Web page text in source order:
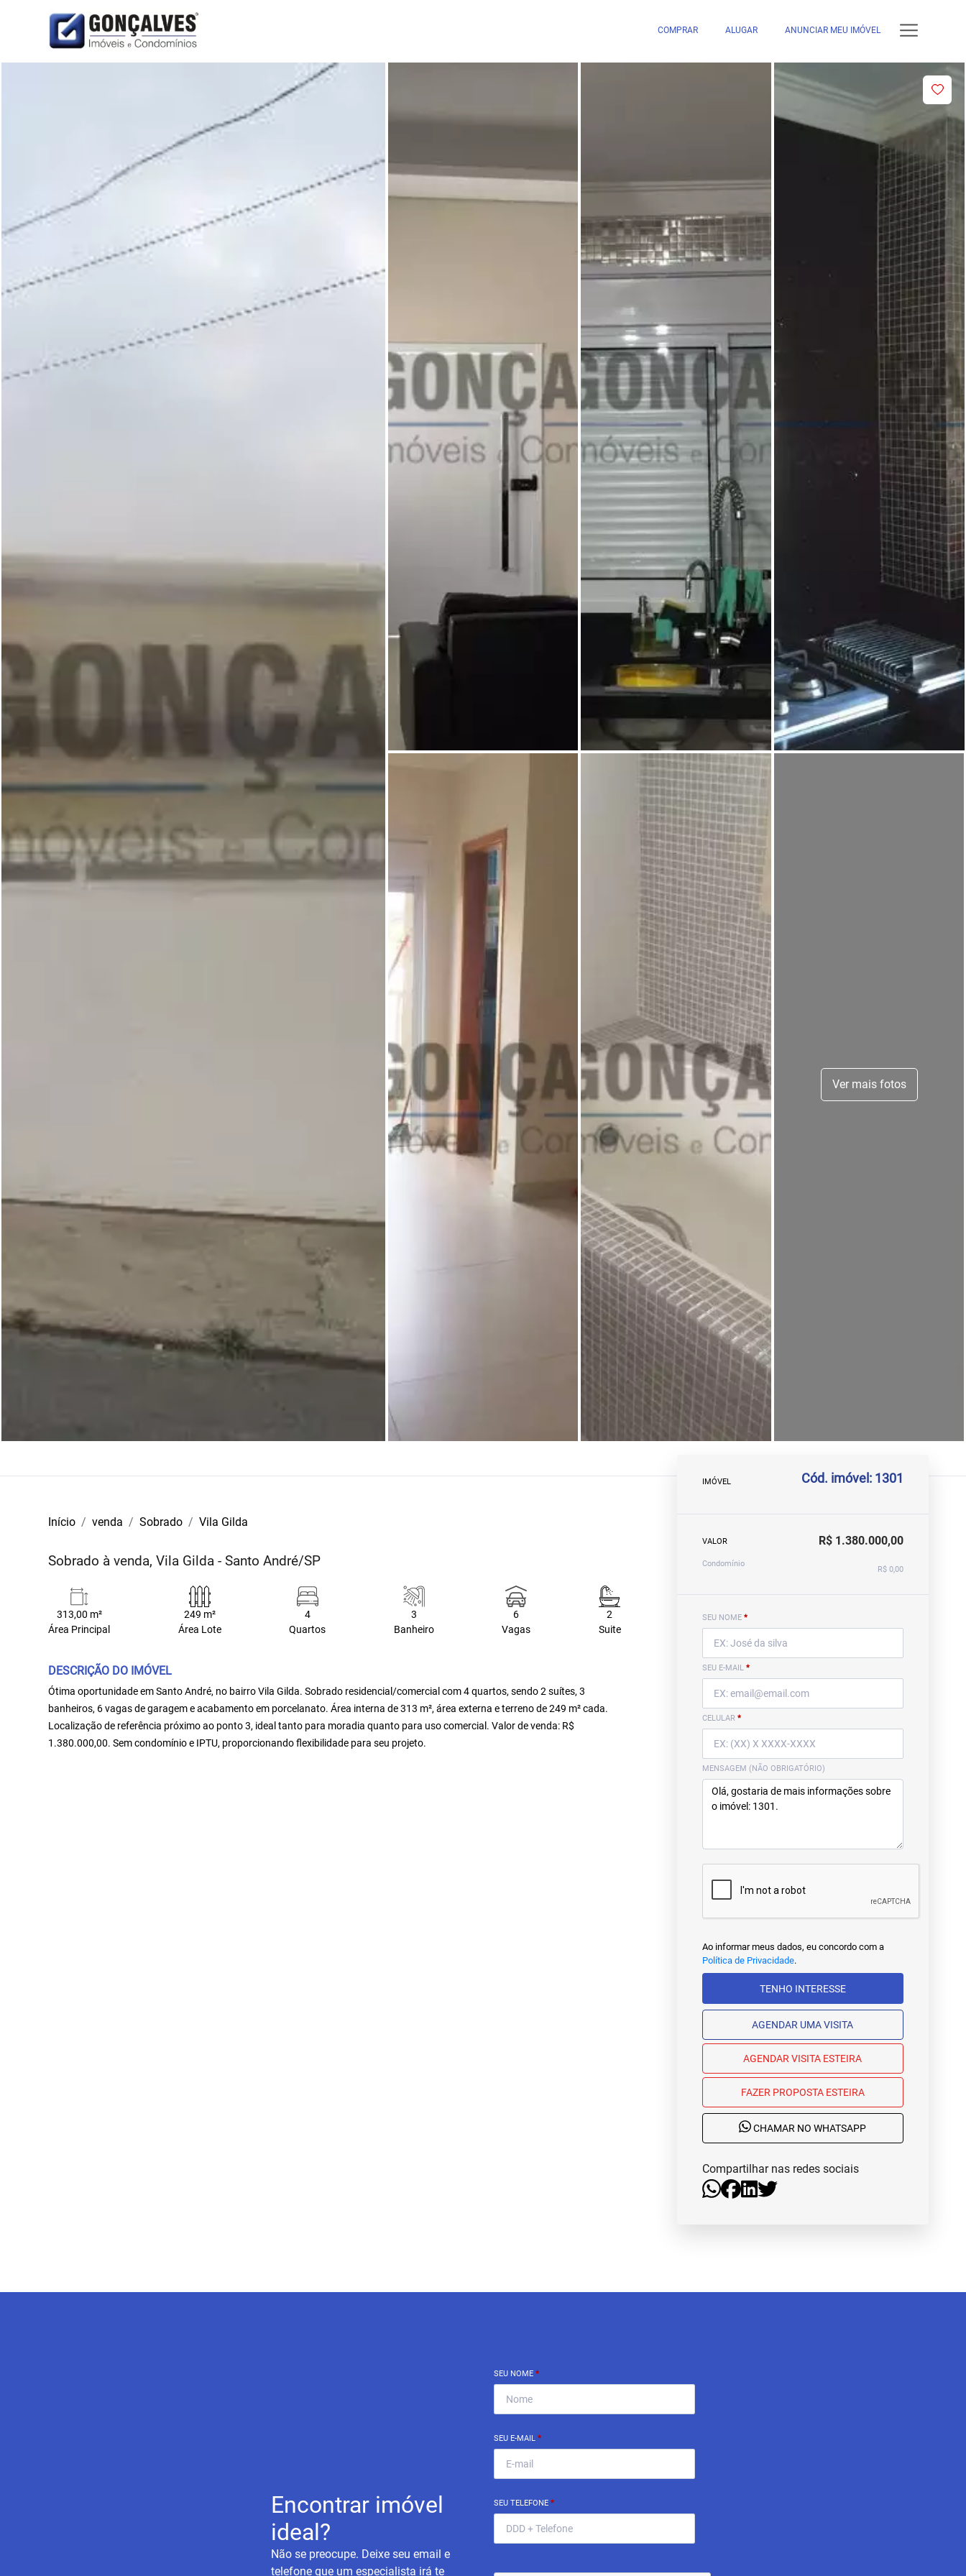
COMPRAR ALUGAR ANUNCIAR MEU IMÓVEL
Ver mais fotos
Início venda Sobrado Vila Gilda
Sobrado à venda, Vila Gilda - Santo André/SP
313,00 m²
Área Principal
249 m²
Área Lote
4
Quartos
3
Banheiro
6
Vagas
2
Suite
DESCRIÇÃO DO IMÓVEL
Ótima oportunidade em Santo André, no bairro Vila Gilda. Sobrado residencial/comercial com 4 quartos, sendo 2 suítes, 3
banheiros, 6 vagas de garagem e acabamento em porcelanato. Área interna de 313 m², área externa e terreno de 249 m² cada.
Localização de referência próximo ao ponto 3, ideal tanto para moradia quanto para uso comercial. Valor de venda: R$
1.380.000,00. Sem condomínio e IPTU, proporcionando flexibilidade para seu projeto.
IMÓVEL Cód. imóvel: 1301
VALOR R$ 1.380.000,00
Condomínio
R$ 0,00
SEU NOME *
SEU E-MAIL *
CELULAR *
MENSAGEM (NÃO OBRIGATÓRIO)
Ao informar meus dados, eu concordo com a
Política de Privacidade.
TENHO INTERESSE
AGENDAR UMA VISITA
AGENDAR VISITA ESTEIRA
FAZER PROPOSTA ESTEIRA
CHAMAR NO WHATSAPP
Compartilhar nas redes sociais
Encontrar imóvel
ideal?
Não se preocupe. Deixe seu email e
telefone que um especialista irá te
SEU NOME *
SEU E-MAIL *
SEU TELEFONE *